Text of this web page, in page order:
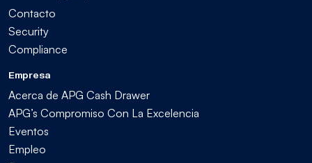
Contacto
Security
Compliance
Empresa
Acerca de APG Cash Drawer
APG’s Compromiso Con La Excelencia
Eventos
Empleo